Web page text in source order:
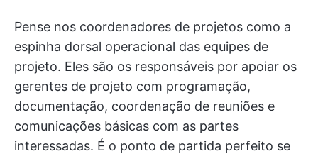
Pense nos coordenadores de projetos como a
espinha dorsal operacional das equipes de
projeto. Eles são os responsáveis por apoiar os
gerentes de projeto com programação,
documentação, coordenação de reuniões e
comunicações básicas com as partes
interessadas. É o ponto de partida perfeito se